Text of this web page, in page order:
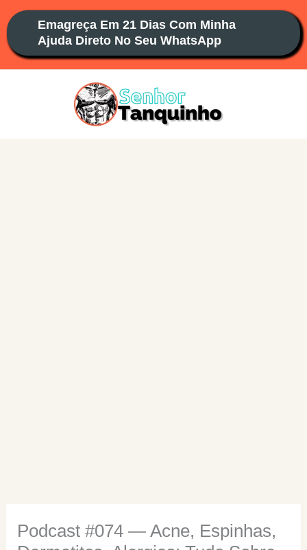
para
conteúdo
Emagreça Em 21 Dias Com Minha
Ajuda Direto No Seu WhatsApp
Podcast #074 — Acne, Espinhas,